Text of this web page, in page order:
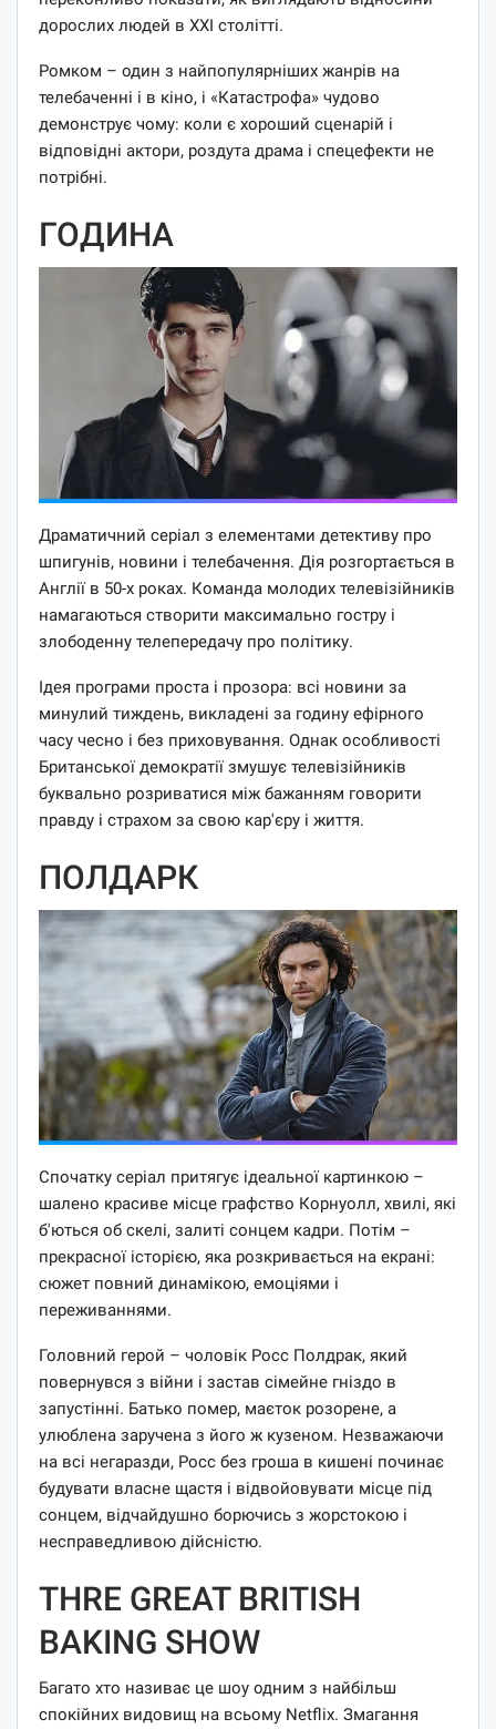
дорослих людей в XXI столітті.
Ромком – один з найпопулярніших жанрів на
телебаченні і в кіно, і «Катастрофа» чудово
демонструє чому: коли є хороший сценарій і
відповідні актори, роздута драма і спецефекти не
потрібні.
ГОДИНА
Драматичний серіал з елементами детективу про
шпигунів, новини і телебачення. Дія розгортається в
Англії в 50-х роках. Команда молодих телевізійників
намагаються створити максимально гостру і
злободенну телепередачу про політику.
Ідея програми проста і прозора: всі новини за
минулий тиждень, викладені за годину ефірного
часу чесно і без приховування. Однак особливості
Британської демократії змушує телевізійників
буквально розриватися між бажанням говорити
правду і страхом за свою кар'єру і життя.
ПОЛДАРК
Спочатку серіал притягує ідеальної картинкою –
шалено красиве місце графство Корнуолл, хвилі, які
б'ються об скелі, залиті сонцем кадри. Потім –
прекрасної історією, яка розкривається на екрані:
сюжет повний динамікою, емоціями і
переживаннями.
Головний герой – чоловік Росс Полдрак, який
повернувся з війни і застав сімейне гніздо в
запустінні. Батько помер, маєток розорене, а
улюблена заручена з його ж кузеном. Незважаючи
на всі негаразди, Росс без гроша в кишені починає
будувати власне щастя і відвойовувати місце під
сонцем, відчайдушно борючись з жорстокою і
несправедливою дійсністю.
THRE GREAT BRITISH
BAKING SHOW
Багато хто називає це шоу одним з найбільш
спокійних видовищ на всьому Netflix. Змагання